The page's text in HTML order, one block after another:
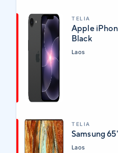
TELIA
Apple
Black
Laos
TELIA
Samsung
Laos